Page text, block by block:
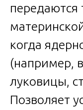
передаются
когда
(например,
луковицы,
Позволяет